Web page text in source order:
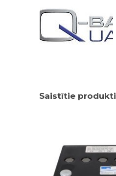
Saistītie produkti